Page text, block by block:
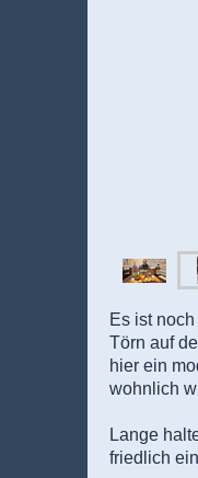
Es ist
Törn auf
hier ein
wohnlich
Lange
friedlich